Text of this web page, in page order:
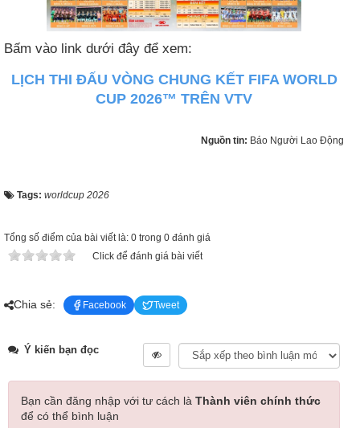
Bấm vào link dưới đây để xem:
LỊCH THI ĐẤU VÒNG CHUNG KẾT FIFA WORLD
CUP 2026™ TRÊN VTV
Nguồn tin: Báo Người Lao Động
Tags: worldcup 2026
Tổng số điểm của bài viết là: 0 trong 0 đánh giá
Click để đánh giá bài viết
Chia sẻ: Facebook Tweet
Ý kiến bạn đọc
Bạn cần đăng nhập với tư cách là Thành viên chính thức
để có thể bình luận